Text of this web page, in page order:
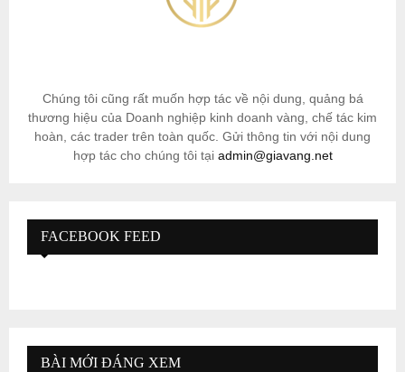
Chúng tôi cũng rất muốn hợp tác về nội dung, quảng bá
thương hiệu của Doanh nghiệp kinh doanh vàng, chế tác kim
hoàn, các trader trên toàn quốc. Gửi thông tin với nội dung
hợp tác cho chúng tôi tại admin@giavang.net
FACEBOOK FEED
BÀI MỚI ĐÁNG XEM